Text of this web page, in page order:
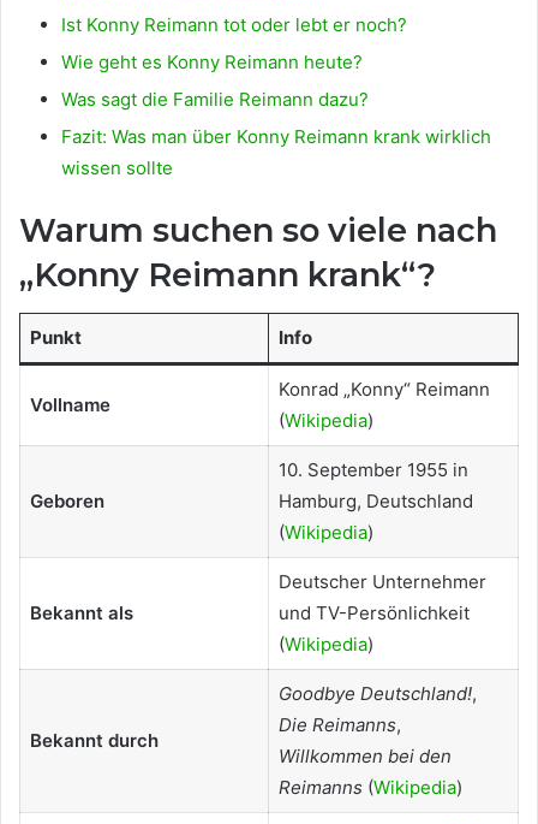
Ist Konny Reimann tot oder lebt er noch?
Wie geht es Konny Reimann heute?
Was sagt die Familie Reimann dazu?
Fazit: Was man über Konny Reimann krank wirklich
wissen sollte
Warum suchen so viele nach
„Konny Reimann krank“?
Punkt Info
Vollname
Konrad „Konny“ Reimann
(Wikipedia)
Geboren
10. September 1955 in
Hamburg, Deutschland
(Wikipedia)
Bekannt als
Deutscher Unternehmer
und TV-Persönlichkeit
(Wikipedia)
Bekannt durch
Goodbye Deutschland!,
Die Reimanns,
Willkommen bei den
Reimanns (Wikipedia)